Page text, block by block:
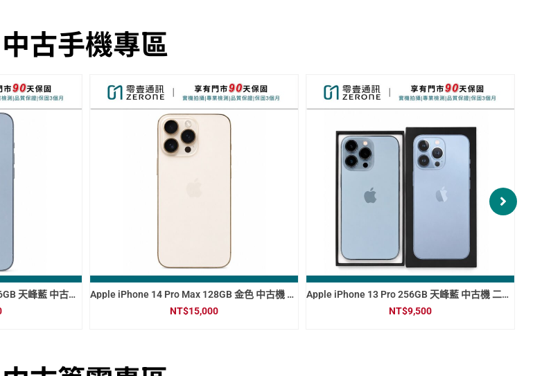
中古手機專區
Apple iPhone 13 Pro 256GB 天峰藍 中古機 二手機 福利機 #18757
Apple iPhone 13 Pro 256GB 石墨 中古機 二手機 福利機 #95397
NT$9,500
Apple iPhone 15 Pro 128GB 原色鈦金屬 中古機 二手機 福利機#77183
NT$18,000